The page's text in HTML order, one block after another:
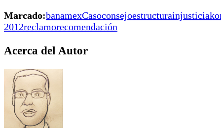
Marcado:banamexCasoconsejoestructurainjusticia
2012reclamorecomendación
Acerca del Autor